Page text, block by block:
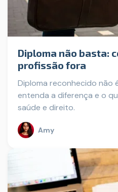
Diploma não basta:
profissão fora
Diploma reconhecido não
entenda a diferença e o
saúde e direito.
Amy